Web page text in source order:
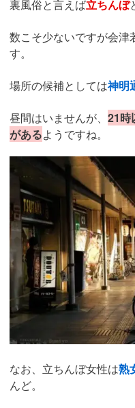
裏風俗と言えば立ちんぼ
数こそ少ないですが会津
す。
場所の候補としては神明
昼間はいませんが、 21時
があるようですね。
なお、立ちんぼ女性は熟
んど。